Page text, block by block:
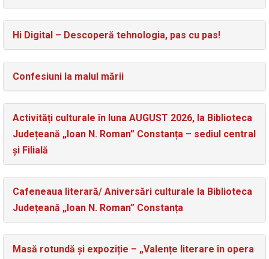
Hi Digital – Descoperă tehnologia, pas cu pas!
Confesiuni la malul mării
Activități culturale în luna AUGUST 2026, la Biblioteca
Județeană „Ioan N. Roman” Constanța – sediul central
și Filială
Cafeneaua literară/ Aniversări culturale la Biblioteca
Județeană „Ioan N. Roman” Constanța
Masă rotundă și expoziție – „Valențe literare în opera